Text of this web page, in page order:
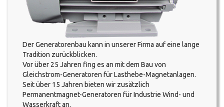
Der Generatorenbau kann in unserer Firma auf eine lange
Tradition zurückblicken.
Vor über 25 Jahren fing es an mit dem Bau von
Gleichstrom-Generatoren für Lasthebe-Magnetanlagen.
Seit über 15 Jahren bieten wir zusätzlich
Permanentmagnet-Generatoren für Industrie Wind- und
Wasserkraft an.